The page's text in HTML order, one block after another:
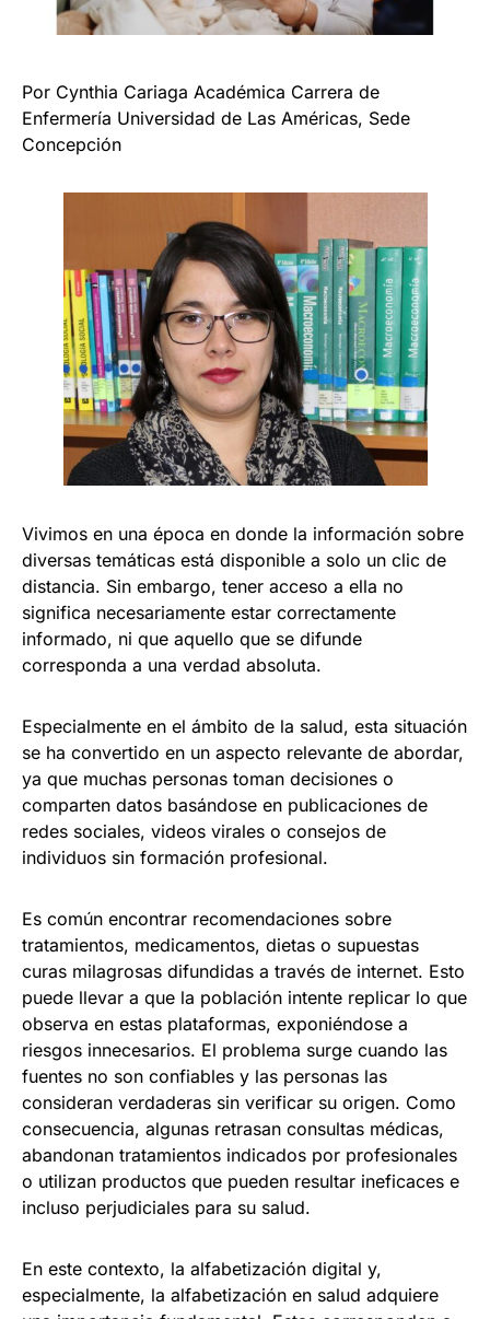
Por Cynthia Cariaga Académica Carrera de
Enfermería Universidad de Las Américas, Sede
Concepción
Vivimos en una época en donde la información sobre
diversas temáticas está disponible a solo un clic de
distancia. Sin embargo, tener acceso a ella no
significa necesariamente estar correctamente
informado, ni que aquello que se difunde
corresponda a una verdad absoluta.
Especialmente en el ámbito de la salud, esta situación
se ha convertido en un aspecto relevante de abordar,
ya que muchas personas toman decisiones o
comparten datos basándose en publicaciones de
redes sociales, videos virales o consejos de
individuos sin formación profesional.
Es común encontrar recomendaciones sobre
tratamientos, medicamentos, dietas o supuestas
curas milagrosas difundidas a través de internet. Esto
puede llevar a que la población intente replicar lo que
observa en estas plataformas, exponiéndose a
riesgos innecesarios. El problema surge cuando las
fuentes no son confiables y las personas las
consideran verdaderas sin verificar su origen. Como
consecuencia, algunas retrasan consultas médicas,
abandonan tratamientos indicados por profesionales
o utilizan productos que pueden resultar ineficaces e
incluso perjudiciales para su salud.
En este contexto, la alfabetización digital y,
especialmente, la alfabetización en salud adquiere